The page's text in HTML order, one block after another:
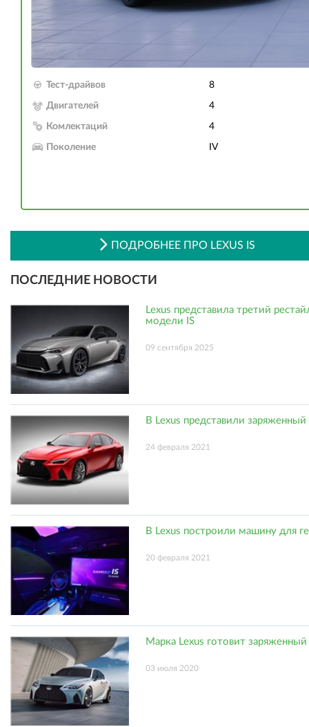
Тест-драйвов 8
Двигателей 4
Комлектаций 4
Поколение IV
ПОДРОБНЕЕ ПРО LEXUS IS
ПОСЛЕДНИЕ НОВОСТИ
Lexus представила третий
модели IS
09 сентября 2025
В Lexus представили заряженный
24 февраля 2021
В Lexus построили машину для
20 февраля 2021
Марка Lexus готовит заряженный
03 июля 2020